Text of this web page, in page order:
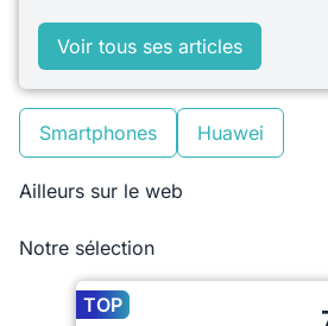
Voir tous ses articles
Smartphones Huawei
Ailleurs sur le web
Notre sélection
TOP